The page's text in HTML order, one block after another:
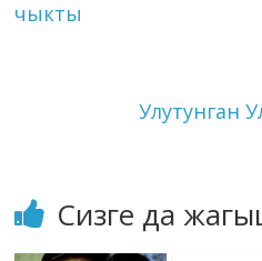
чыкты
Улутунган
Сизге да